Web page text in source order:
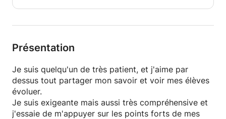
Présentation
Je suis quelqu'un de très patient, et j'aime par
dessus tout partager mon savoir et voir mes élèves
évoluer.
Je suis exigeante mais aussi très compréhensive et
j'essaie de m'appuyer sur les points forts de mes